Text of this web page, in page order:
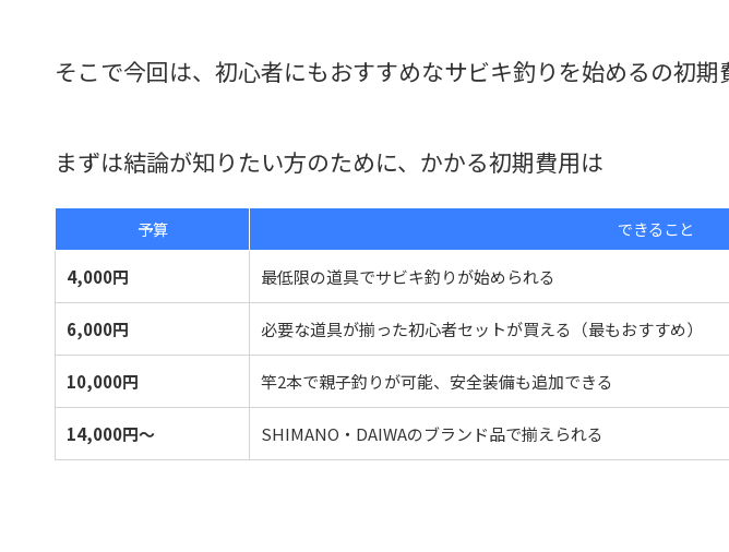
そこで今回は、初心者にもおすすめなサビキ釣りを始めるの初期
まずは結論が知りたい方のために、かかる初期費用は
予算 できること
4,000円 最低限の道具でサビキ釣りが始められる
6,000円 必要な道具が揃った初心者セットが買える（最もおすすめ）
10,000円 竿2本で親子釣りが可能、安全装備も追加できる
14,000円〜 SHIMANO・DAIWAのブランド品で揃えられる